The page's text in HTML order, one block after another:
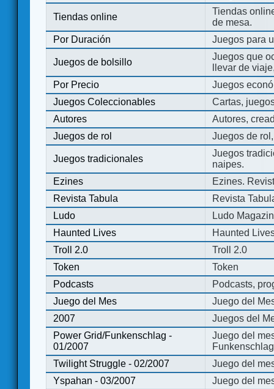
Tiendas online
Tiendas
de mesa.
Por Duración
Juegos para
Juegos de bolsillo
Juegos que
llevar de
Por Precio
Juegos
Juegos Coleccionables
Cartas,
Autores
Autores,
Juegos de rol
Juegos de
Juegos tradicionales
Juegos
naipes.
Ezines
Ezines.
Revista Tabula
Revista
Ludo
Ludo
Haunted Lives
Haunted
Troll 2.0
Troll 2.0
Token
Token
Podcasts
Podcasts,
Juego del Mes
Juego del
2007
Juegos del
Power Grid/Funkenschlag -
01/2007
Juego del
Twilight Struggle - 02/2007
Juego del
Yspahan - 03/2007
Juego del